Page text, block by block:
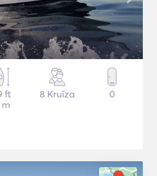
ft
m
8 Kruīza 0